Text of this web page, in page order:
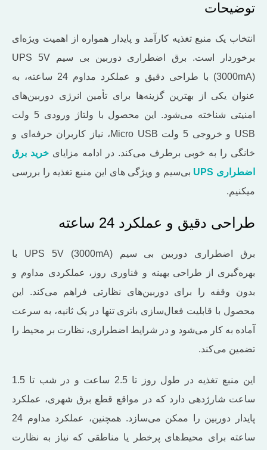
توضیحات
انتخاب یک منبع تغذیه کارآمد و پایدار همواره از اهمیت ویژه‌ای
برخوردار است. برق اضطراری دوربین بی سیم UPS 5V
(3000mA) با طراحی دقیق و عملکرد مداوم 24 ساعته، به‌
عنوان یکی از بهترین گزینه‌ها برای تأمین انرژی دوربین‌های
امنیتی شناخته می‌شود. این محصول با ولتاژ ورودی 5 ولت
USB و خروجی 5 ولت Micro USB، نیاز کاربران حرفه‌ای و
خانگی را به‌ خوبی برطرف می‌کند. در ادامه مزایای خرید برق
اضطراری UPS
بی‌سیم و ویژگی های این منبع تغذیه را بررسی
میکنیم.
طراحی دقیق و عملکرد 24 ساعته
برق اضطراری دوربین بی سیم UPS 5V (3000mA) با
بهره‌گیری از طراحی بهینه و فناوری روز، عملکردی مداوم و
بدون وقفه را برای دوربین‌های نظارتی فراهم می‌کند. این
محصول با قابلیت فعال‌سازی باتری تنها در یک ثانیه، به ‌سرعت
آماده ‌به ‌کار می‌شود و در شرایط اضطراری، نظارت بر محیط را
تضمین می‌کند.
این منبع تغذیه در طول روز تا 2.5 ساعت و در شب تا 1.5
ساعت شارژدهی دارد که در مواقع قطع برق شهری، عملکرد
پایدار دوربین را ممکن می‌سازد. همچنین، عملکرد مداوم 24
ساعته برای محیط‌های پرخطر یا مناطقی که نیاز به نظارت